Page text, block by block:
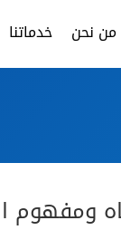
من نحن خدماتنا